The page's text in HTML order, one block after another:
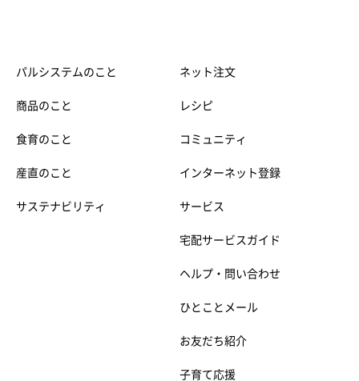
パルシステムのこと
商品のこと
食育のこと
産直のこと
サステナビリティ
ネット注文
レシピ
コミュニティ
インターネット登録
サービス
宅配サービスガイド
ヘルプ・問い合わせ
ひとことメール
お友だち紹介
子育て応援